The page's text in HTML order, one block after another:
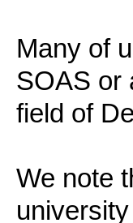
Many of
SOAS or
field of
We note